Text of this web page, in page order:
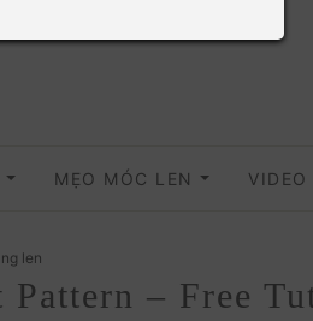
MẸO MÓC LEN VIDEO
len
– Free